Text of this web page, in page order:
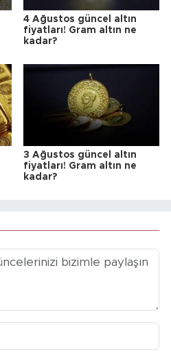
4 Ağustos güncel altın
fiyatları! Gram altın ne
kadar?
3 Ağustos güncel altın
fiyatları! Gram altın ne
kadar?